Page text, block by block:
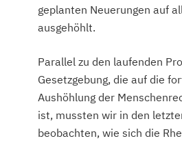
geplanten Neuerungen auf
ausgehöhlt.
Parallel zu den laufenden
Gesetzgebung, die auf die
Aushöhlung der
ist, mussten wir in den
beobachten, wie sich die